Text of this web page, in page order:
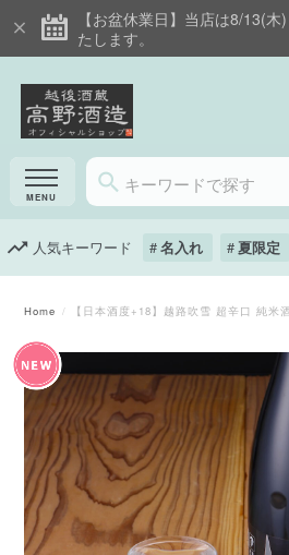
【お盆休業日】当店は8/13(
たします。
人気キーワード 名入れ 夏限定
Home 【日本酒度+18】越路吹雪 超辛口 純